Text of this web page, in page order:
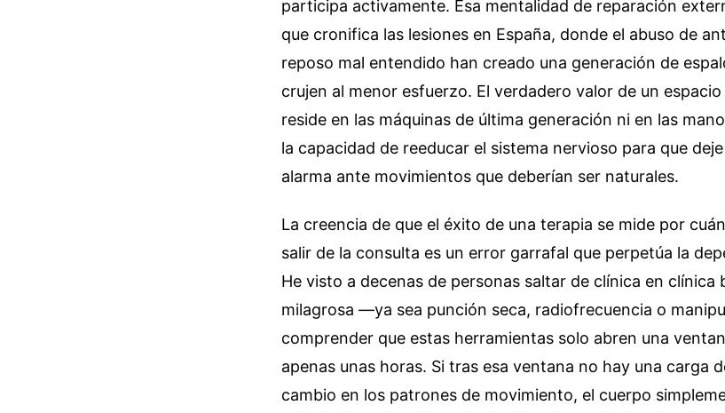
participa activamente. Esa mentalidad de reparación
que cronifica las lesiones en España, donde el abuso de
reposo mal entendido han creado una generación de
crujen al menor esfuerzo. El verdadero valor de un
reside en las máquinas de última generación ni en las
la capacidad de reeducar el sistema nervioso para que
alarma ante movimientos que deberían ser naturales.
La creencia de que el éxito de una terapia se mide por
salir de la consulta es un error garrafal que perpetúa la
He visto a decenas de personas saltar de clínica en clínica
milagrosa —ya sea punción seca, radiofrecuencia o
comprender que estas herramientas solo abren una
apenas unas horas. Si tras esa ventana no hay una carga
cambio en los patrones de movimiento, el cuerpo